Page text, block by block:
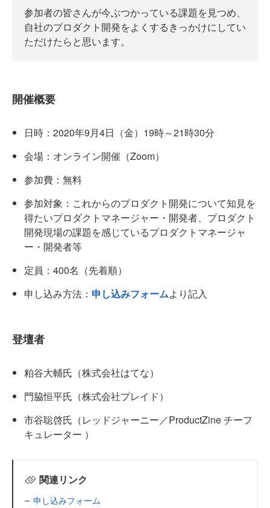
参加者の皆さんが今ぶつかっている課題を見つめ、
自社のプロダクト開発をよくするきっかけにしてい
ただけたらと思います。
開催概要
日時：2020年9月4日（金）19時～21時30分
会場：オンライン開催（Zoom）
参加費：無料
参加対象：これからのプロダクト開発について知見を
得たいプロダクトマネージャー・開発者、プロダクト
開発現場の課題を感じているプロダクトマネージャ
ー・開発者等
定員：400名（先着順）
申し込み方法： 申し込みフォームより記入
登壇者
粕谷大輔氏（株式会社はてな）
門脇恒平氏（株式会社プレイド）
市谷聡啓氏（レッドジャーニー／ProductZine チーフ
キュレーター ）
関連リンク
申し込みフォーム